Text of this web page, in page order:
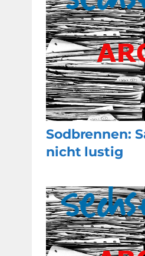
Sodbrennen:
nicht lustig